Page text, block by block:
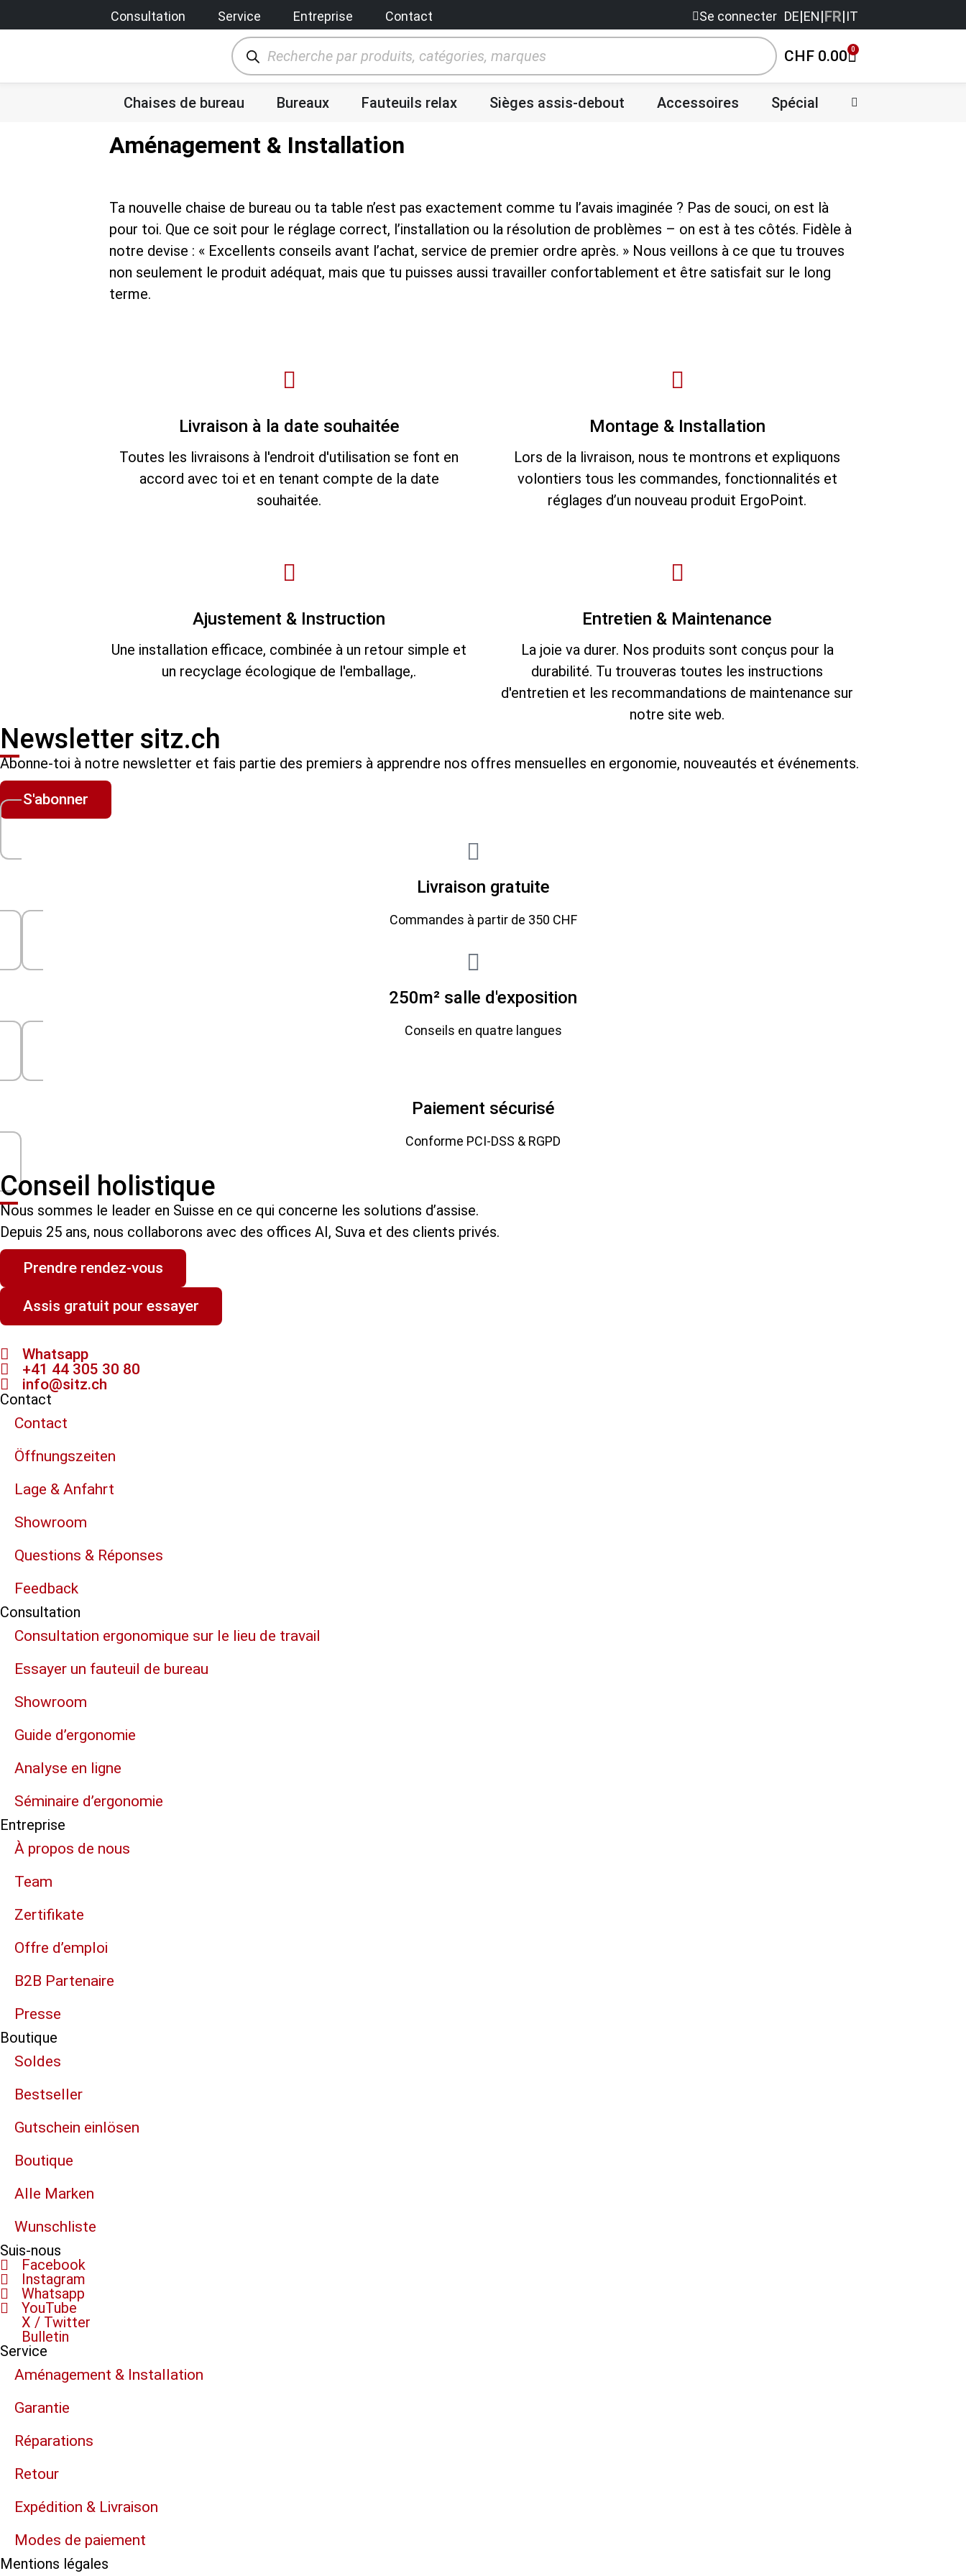
Consultation Service Entreprise Contact Se connecter DE|EN|FR|IT
CHF 0.00 0
Chaises de bureau Bureaux Fauteuils relax Sièges assis-debout Accessoires Spécial
Aménagement & Installation
Ta nouvelle chaise de bureau ou ta table n’est pas exactement comme tu l’avais imaginée ? Pas de souci, on est là
pour toi. Que ce soit pour le réglage correct, l’installation ou la résolution de problèmes – on est à tes côtés. Fidèle à
notre devise : « Excellents conseils avant l’achat, service de premier ordre après. » Nous veillons à ce que tu trouves
non seulement le produit adéquat, mais que tu puisses aussi travailler confortablement et être satisfait sur le long
terme.
Livraison à la date souhaitée
Toutes les livraisons à l'endroit d'utilisation se font en
accord avec toi et en tenant compte de la date
souhaitée.
Montage & Installation
Lors de la livraison, nous te montrons et expliquons
volontiers tous les commandes, fonctionnalités et
réglages d’un nouveau produit ErgoPoint.
Ajustement & Instruction
Une installation efficace, combinée à un retour simple et
un recyclage écologique de l'emballage,.
Entretien & Maintenance
La joie va durer. Nos produits sont conçus pour la
durabilité. Tu trouveras toutes les instructions
d'entretien et les recommandations de maintenance sur
notre site web.
Newsletter sitz.ch
Abonne-toi à notre newsletter et fais partie des premiers à apprendre nos offres mensuelles en ergonomie, nouveautés et événements.
S'abonner
Livraison gratuite
Commandes à partir de 350 CHF
250m² salle d'exposition
Conseils en quatre langues
Paiement sécurisé
Conforme PCI-DSS & RGPD
Conseil holistique
Nous sommes le leader en Suisse en ce qui concerne les solutions d’assise.
Depuis 25 ans, nous collaborons avec des offices AI, Suva et des clients privés.
Prendre rendez-vous
Assis gratuit pour essayer
Whatsapp
+41 44 305 30 80
info@sitz.ch
Contact
Contact
Öffnungszeiten
Lage & Anfahrt
Showroom
Questions & Réponses
Feedback
Consultation
Consultation ergonomique sur le lieu de travail
Essayer un fauteuil de bureau
Showroom
Guide d’ergonomie
Analyse en ligne
Séminaire d’ergonomie
Entreprise
À propos de nous
Team
Zertifikate
Offre d’emploi
B2B Partenaire
Presse
Boutique
Soldes
Bestseller
Gutschein einlösen
Boutique
Alle Marken
Wunschliste
Suis-nous
Facebook
Instagram
Whatsapp
YouTube
X / Twitter
Bulletin
Service
Aménagement & Installation
Garantie
Réparations
Retour
Expédition & Livraison
Modes de paiement
Mentions légales